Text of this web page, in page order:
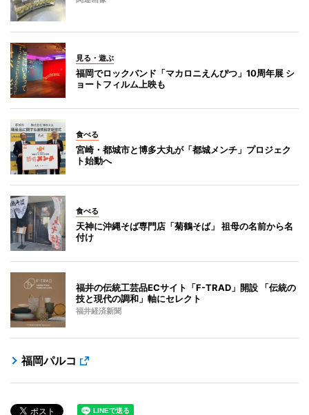
見る・遊ぶ
福岡でロックバンド「マカロニえんぴつ」10周年展 シ
ョートフィルム上映も
食べる
宮崎・都城市と博多大丸が「都城メンチ」プロジェク
ト始動へ
食べる
天神に沖縄そば専門店「菊鶴そば」 祖母の名前から名
付け
福井の伝統工芸品ECサイト「F-TRAD」開設 「伝統の
技と現代の調和」軸にセレクト
福井経済新聞
福岡パルコ